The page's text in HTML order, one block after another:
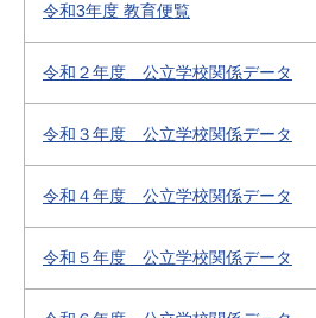
令和3年度 教育便覧
令和２年度 公立学校関係データ
令和３年度 公立学校関係データ
令和４年度 公立学校関係データ
令和５年度 公立学校関係データ